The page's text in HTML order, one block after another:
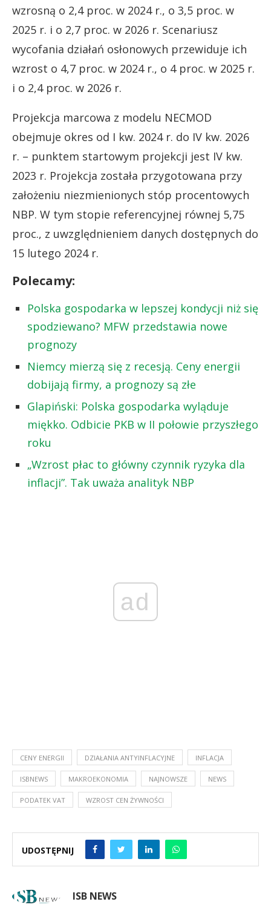
wzrosną o 2,4 proc. w 2024 r., o 3,5 proc. w
2025 r. i o 2,7 proc. w 2026 r. Scenariusz
wycofania działań osłonowych przewiduje ich
wzrost o 4,7 proc. w 2024 r., o 4 proc. w 2025 r.
i o 2,4 proc. w 2026 r.
Projekcja marcowa z modelu NECMOD
obejmuje okres od I kw. 2024 r. do IV kw. 2026
r. – punktem startowym projekcji jest IV kw.
2023 r. Projekcja została przygotowana przy
założeniu niezmienionych stóp procentowych
NBP. W tym stopie referencyjnej równej 5,75
proc., z uwzględnieniem danych dostępnych do
15 lutego 2024 r.
Polecamy:
Polska gospodarka w lepszej kondycji niż się
spodziewano? MFW przedstawia nowe
prognozy
Niemcy mierzą się z recesją. Ceny energii
dobijają firmy, a prognozy są złe
Glapiński: Polska gospodarka wyląduje
miękko. Odbicie PKB w II połowie przyszłego
roku
„Wzrost płac to główny czynnik ryzyka dla
inflacji”. Tak uważa analityk NBP
ad
CENY ENERGII DZIAŁANIA ANTYINFLACYJNE INFLACJA
ISBNEWS MAKROEKONOMIA NAJNOWSZE NEWS
PODATEK VAT WZROST CEN ŻYWNOŚCI
UDOSTĘPNIJ
ISB NEWS